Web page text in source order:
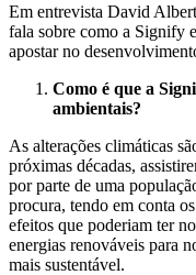
Em entrevista David
fala sobre como a Signify
apostar no
Como é que a
ambientais?
As alterações climáticas
próximas décadas,
por parte de uma
procura, tendo em conta
efeitos que poderiam ter
energias renováveis para
mais sustentável.